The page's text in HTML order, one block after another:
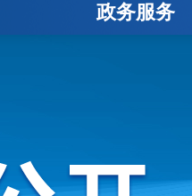
政务服务